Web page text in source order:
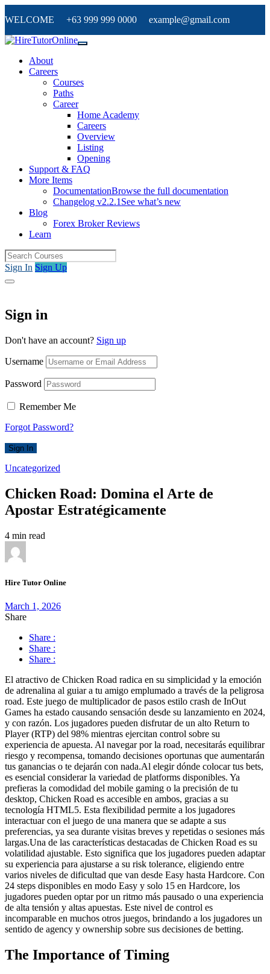
WELCOME +63 999 999 0000 example@gmail.com
About
Careers
Courses
Paths
Career
Home Academy
Careers
Overview
Listing
Opening
Support & FAQ
More Items
DocumentationBrowse the full documentation
Changelog v2.2.1 See what’s new
Blog
Forex Broker Reviews
Learn
Sign In Sign Up
Sign in
Don't have an account? Sign up
Username
Password
Remember Me
Forgot Password?
Sign In
Uncategorized
Chicken Road: Domina el Arte de
Apostar Estratégicamente
4 min read
Hire Tutor Online
March 1, 2026
Share
Share :
Share :
Share :
El atractivo de Chicken Road radica en su simplicidad y la emoción
de adrenalina al guiar a tu amigo emplumado a través de la peligrosa
road. Este juego de multiplicador de pasos estilo crash de InOut
Games ha estado causando sensación desde su lanzamiento en 2024,
y con razón. Los jugadores pueden disfrutar de un alto Return to
Player (RTP) del 98% mientras ejercitan control sobre su
experiencia de apuesta. Al navegar por la road, necesitarás equilibrar
riesgo y recompensa, tomando decisiones oportunas que aumentarán
tus ganancias o te dejarán con nada.Al elegir dónde colocar tus bets,
es esencial considerar la variedad de platforms disponibles. Ya
prefieras la comodidad del mobile gaming o la precisión de tu
desktop, Chicken Road es accesible en ambos, gracias a su
tecnología HTML5. Esta flexibilidad permite a los jugadores
interactuar con el juego de una manera que se adapte a sus
preferencias, ya sea durante visitas breves y repetidas o sesiones más
largas.Una de las características destacadas de Chicken Road es su
volatilidad ajustable. Esto significa que los jugadores pueden adaptar
su experiencia para ajustarse a su risk tolerance, eligiendo entre
varios niveles de dificultad que van desde Easy hasta Hardcore. Con
24 steps disponibles en modo Easy y solo 15 en Hardcore, los
jugadores pueden optar por un ritmo más pausado o una experiencia
de alta tensión y altas apuestas. Este nivel de control es
incomparable en muchos otros juegos, brindando a los jugadores un
sentido de agency y ownership sobre sus decisiones de betting.
The Importance of Timing